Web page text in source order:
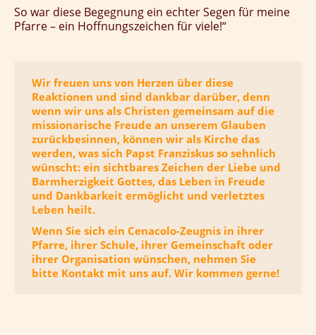
So war diese Begegnung ein echter Segen für meine
Pfarre – ein Hoffnungszeichen für viele!“
Wir freuen uns von Herzen über diese
Reaktionen und sind dankbar darüber, denn
wenn wir uns als Christen gemeinsam auf die
missionarische Freude an unserem Glauben
zurückbesinnen, können wir als Kirche das
werden, was sich Papst Franziskus so sehnlich
wünscht: ein sichtbares Zeichen der Liebe und
Barmherzigkeit Gottes, das Leben in Freude
und Dankbarkeit ermöglicht und verletztes
Leben heilt.
Wenn Sie sich ein Cenacolo-Zeugnis in ihrer
Pfarre, ihrer Schule, ihrer Gemeinschaft oder
ihrer Organisation wünschen, nehmen Sie
bitte Kontakt mit uns auf. Wir kommen gerne!